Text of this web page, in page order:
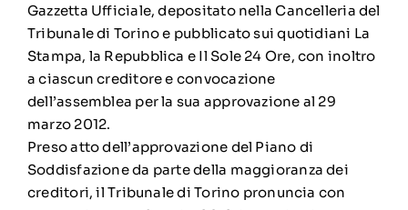
Gazzetta Ufficiale, depositato nella Cancelleria del
Tribunale di Torino e pubblicato sui quotidiani La
Stampa, la Repubblica e Il Sole 24 Ore, con inoltro
a ciascun creditore e convocazione
dell’assemblea per la sua approvazione al 29
marzo 2012.
Preso atto dell’approvazione del Piano di
Soddisfazione da parte della maggioranza dei
creditori, il Tribunale di Torino pronuncia con